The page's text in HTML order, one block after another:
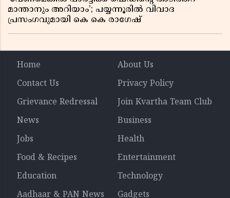
മാന്താനും അറിയാം’; പയ്യന്നൂരിൽ വിവാദ
പ്രസംഗവുമായി കെ കെ രാഗേഷ്
Home
About Us
Contact Us
Privacy Policy
Grievance Redressal
Join Kvartha Team Club
News
Business
Jobs
Health
Food & Recipes
Entertainment
Education
Technology
Aadhaar & PAN News
Gadgets